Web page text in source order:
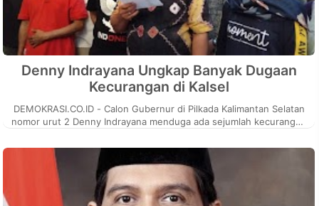
Denny Indrayana Ungkap Banyak Dugaan
Kecurangan di Kalsel
DEMOKRASI.CO.ID - Calon Gubernur di Pilkada Kalimantan Selatan
nomor urut 2 Denny Indrayana menduga ada sejumlah kecurangan